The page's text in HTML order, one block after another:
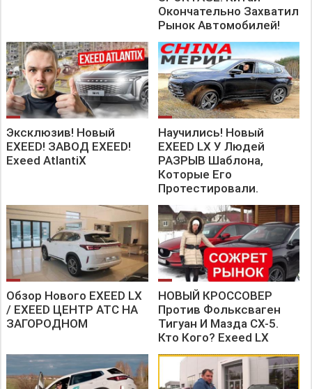
Окончательно Захватил
Рынок Автомобилей!
Эксклюзив! Новый
EXEED! ЗАВОД EXEED!
Exeed AtlantiX
Научились! Новый
EXEED LX У Людей
РАЗРЫВ Шаблона,
Которые Его
Протестировали.
Обзор Нового EXEED LX
/ EXEED ЦЕНТР АТС НА
ЗАГОРОДНОМ
НОВЫЙ КРОССОВЕР
Против Фольксваген
Тигуан И Мазда CX-5.
Кто Кого? Exeed LX